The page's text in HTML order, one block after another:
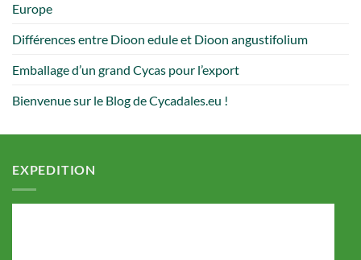
Europe
Différences entre Dioon edule et Dioon angustifolium
Emballage d’un grand Cycas pour l’export
Bienvenue sur le Blog de Cycadales.eu !
EXPEDITION